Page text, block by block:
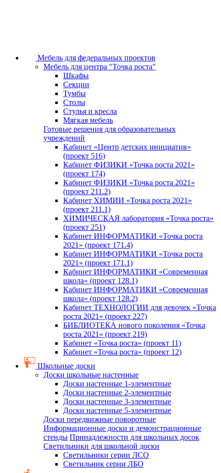
Мебель для федеральных проектов
Мебель для центра "Точка роста"
Шкафы
Секции
Тумбы
Столы
Стулья и кресла
Мягкая мебель
Готовые решения для образовательных
учреждений
Кабинет «Центр детских инициатив»
(проект 516)
Кабинет ФИЗИКИ «Точка роста 2021»
(проект 174)
Кабинет ФИЗИКИ «Точка роста 2021»
(проект 211.2)
Кабинет ХИМИИ «Точка роста 2021»
(проект 211.1)
ХИМИЧЕСКАЯ лаборатория «Точка роста»
(проект 251)
Кабинет ИНФОРМАТИКИ «Точка роста
2021» (проект 171.4)
Кабинет ИНФОРМАТИКИ «Точка роста
2021» (проект 171.1)
Кабинет ИНФОРМАТИКИ «Современная
школа» (проект 128.1)
Кабинет ИНФОРМАТИКИ «Современная
школа» (проект 128.2)
Кабинет ТЕХНОЛОГИИ для девочек «Точка
роста 2021» (проект 227)
БИБЛИОТЕКА нового поколения «Точка
роста 2021» (проект 219)
Кабинет «Точка роста» (проект 11)
Кабинет «Точка роста» (проект 12)
Школьные доски
Доски школьные настенные
Доски настенные 1-элементные
Доски настенные 2-элементные
Доски настенные 3-элементные
Доски настенные 5-элементные
Доски передвижные поворотные
Информационные доски и демонстрационные
стенды Принадлежности для школьных досок
Светильники для школьной доски
Светильники серии ЛСО
Светильник серии ЛБО